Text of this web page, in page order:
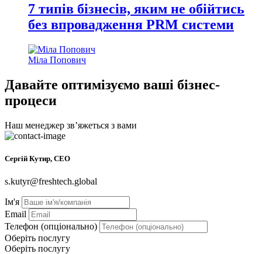
7 типів бізнесів, яким не обійтись
без впровадження PRM системи
Міла Попович
Давайте оптимізуємо ваші бізнес-
процеси
Наш менеджер звʼяжеться з вами
Сергій Кутир, CEO
s.kutyr@freshtech.global
Ім'я
Email
Телефон (опціонально)
Оберіть послугу
Оберіть послугу